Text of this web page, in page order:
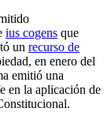
ius cogens que
un recurso de
en enero del
emitió una
en la aplicación de